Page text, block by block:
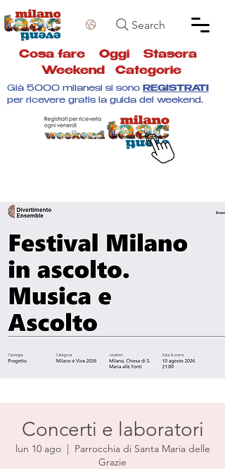
Search
Cosa fare Oggi Stasera
Weekend
Categorie
Già 5000 milanesi si sono REGISTRATI
per ricevere gratis la guida del weekend.
Concerti e laboratori
lun 10 ago
  |
Parrocchia di Santa Maria delle
Grazie